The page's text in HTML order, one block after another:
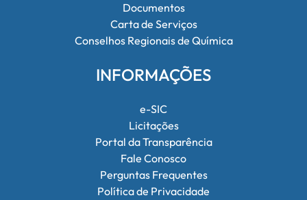
Documentos
Carta de Serviços
Conselhos Regionais de Química
INFORMAÇÕES
e-SIC
Licitações
Portal da Transparência
Fale Conosco
Perguntas Frequentes
Política de Privacidade